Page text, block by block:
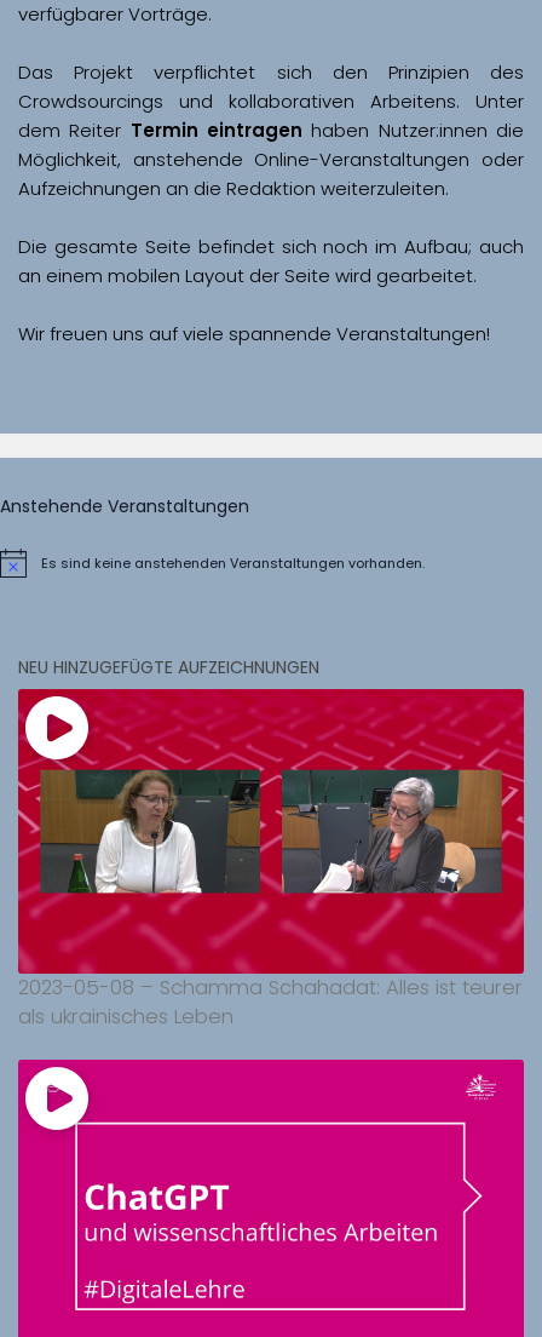
Das Projekt verpflichtet sich den Prinzipien des
Crowdsourcings und kollaborativen Arbeitens. Unter
dem Reiter Termin eintragen haben Nutzer:innen die
Möglichkeit, anstehende Online-Veranstaltungen oder
Aufzeichnungen an die Redaktion weiterzuleiten.
Die gesamte Seite befindet sich noch im Aufbau; auch
Wir freuen uns auf viele spannende Veranstaltungen!
Anstehende Veranstaltungen
HinweisEs sind keine anstehenden Veranstaltungen vorhanden.
NEU HINZUGEFÜGTE AUFZEICHNUNGEN
2023-05-08 – Schamma Schahadat: Alles ist teurer
als ukrainisches Leben